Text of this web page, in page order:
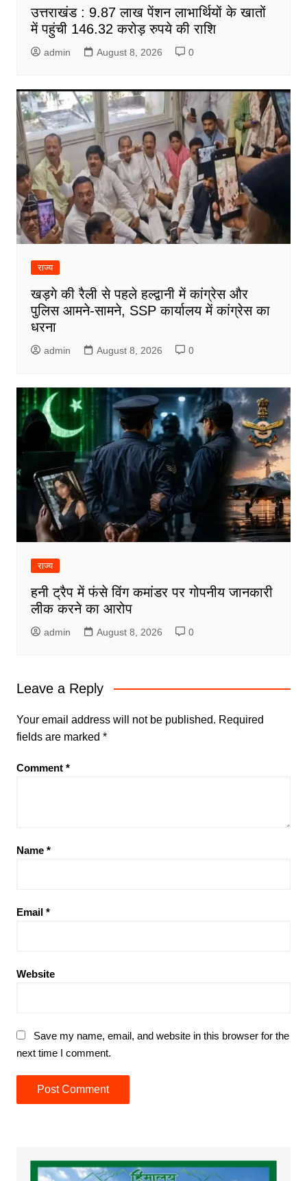
उत्तराखंड : 9.87 लाख पेंशन लाभार्थियों के खातों
में पहुंची 146.32 करोड़ रुपये की राशि
admin August 8, 2026 0
राज्य
खड़गे की रैली से पहले हल्द्वानी में कांग्रेस और
पुलिस आमने-सामने, SSP कार्यालय में कांग्रेस का
धरना
admin August 8, 2026 0
राज्य
हनी ट्रैप में फंसे विंग कमांडर पर गोपनीय जानकारी
लीक करने का आरोप
admin August 8, 2026 0
Leave a Reply
Your email address will not be published. Required
fields are marked *
Comment *
Name *
Email *
Website
Save my name, email, and website in this browser for the
next time I comment.